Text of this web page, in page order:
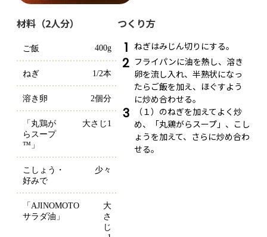
材料（2人分）
ご飯 400g
ねぎ 1/2本
溶き卵 2個分
「丸鶏が
らスープ
™」
大さじ1
こしょう・
好みで
少々
「AJINOMOTO
サラダ油」
大
さ
じ
つくり方
1 ねぎはみじん切りにする。
2 フライパンに油を熱し、溶き
卵を流し入れ、半熟状になっ
たらご飯を加え、ほぐすよう
に炒め合わせる。
3
（１）のねぎを加えてよく炒
め、「丸鶏がらスープ」、こし
ょうを加えて、さらに炒め合わ
せる。